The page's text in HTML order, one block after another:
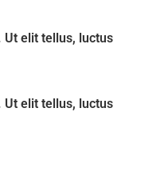
elit tellus, luctus
Ut elit tellus, luctus